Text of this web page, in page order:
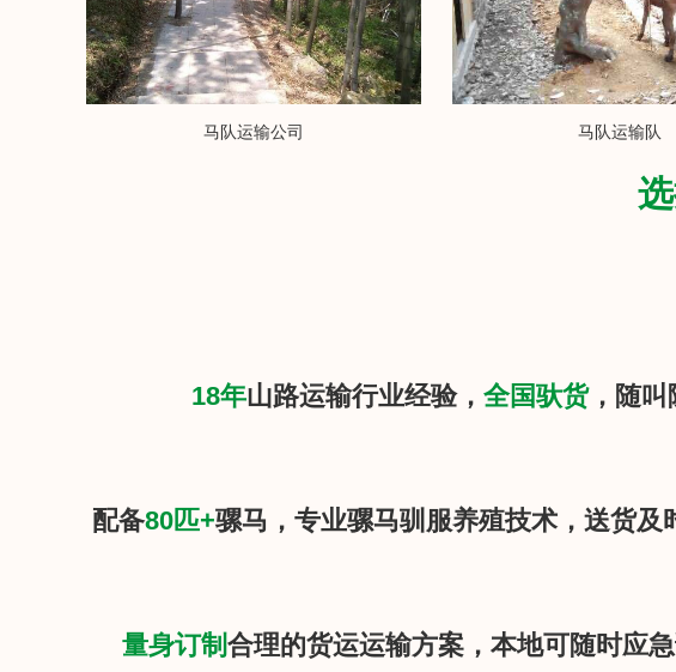
马队运输公司 马队运输队
18年山路运输行业经验， 全国驮货，随叫
配备80匹+骡马，专业骡马驯服养殖技术，送货及
量身订制 合理的货运运输方案，本地可随时应